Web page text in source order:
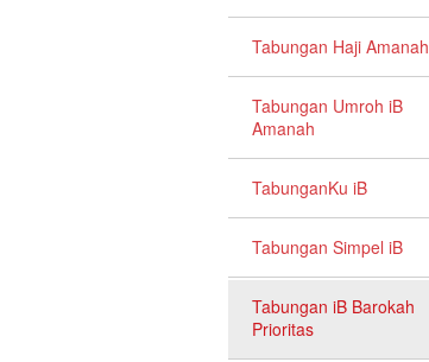
Tabungan Haji Amanah
Tabungan Umroh iB
Amanah
TabunganKu iB
Tabungan Simpel iB
Tabungan iB Barokah
Prioritas